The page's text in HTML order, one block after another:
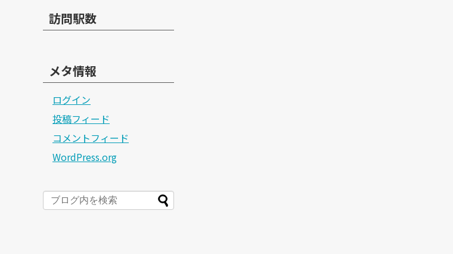
訪問駅数
メタ情報
ログイン
投稿フィード
コメントフィード
WordPress.org